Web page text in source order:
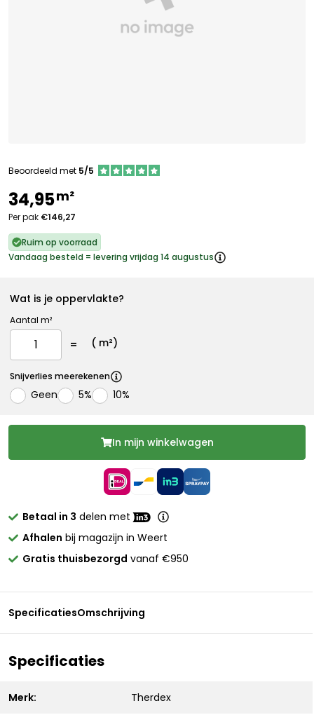
Beoordeeld met 5/5
34,95m²
Per pak €146,27
Ruim op voorraad
Vandaag besteld = levering vrijdag 14 augustus
Wat is je oppervlakte?
Aantal m²
( m²)
Snijverlies meerekenen
Geen 5% 10%
In mijn winkelwagen
Betaal in 3 delen met
Afhalen bij magazijn in Weert
Gratis thuisbezorgd vanaf €950
SpecificatiesOmschrijving
Specificaties
Merk: Therdex